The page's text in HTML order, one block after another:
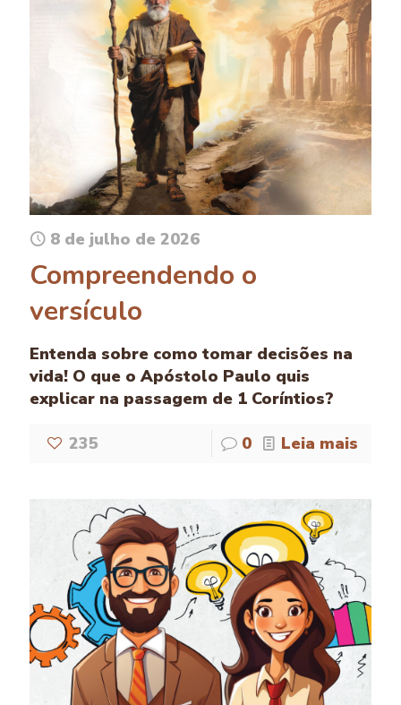
8 de julho de 2026
Compreendendo o
versículo
Entenda sobre como tomar decisões na
vida! O que o Apóstolo Paulo quis
explicar na passagem de 1 Coríntios?
235 0 Leia mais